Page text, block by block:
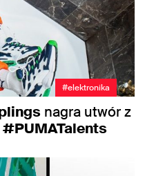
#elektronika
nagra utwór z
#PUMATalents